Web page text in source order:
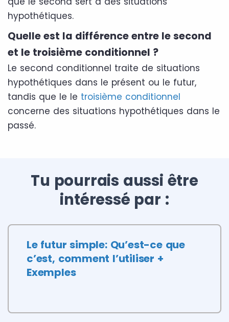
hypothétiques.
Quelle est la différence entre le second
et le troisième conditionnel ?
Le second conditionnel traite de situations
hypothétiques dans le présent ou le futur,
tandis que le le troisième conditionnel
concerne des situations hypothétiques dans le
passé.
Tu pourrais aussi être
intéressé par :
Le futur simple: Qu’est-ce que
c’est, comment l’utiliser +
Exemples